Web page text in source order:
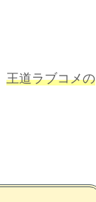
王道ラブコメの